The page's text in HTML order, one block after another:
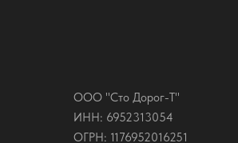
ООО "Сто Дорог-Т"
ИНН: 6952313054
ОГРН: 1176952016251